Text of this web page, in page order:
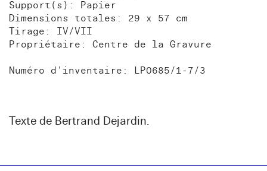
Support(s): Papier
Dimensions totales: 29 x 57 cm
Tirage: IV/VII
Propriétaire: Centre de la Gravure
Numéro d'inventaire: LP0685/1-7/3
Texte de Bertrand Dejardin.